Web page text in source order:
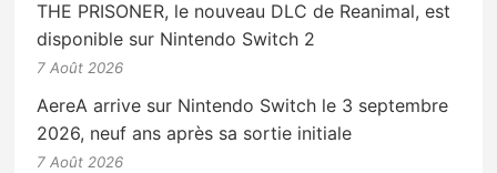
THE PRISONER, le nouveau DLC de Reanimal, est
disponible sur Nintendo Switch 2
7 Août 2026
AereA arrive sur Nintendo Switch le 3 septembre
2026, neuf ans après sa sortie initiale
7 Août 2026